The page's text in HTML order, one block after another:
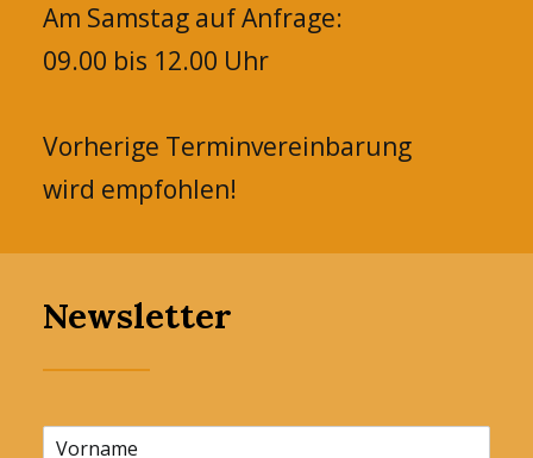
Am Samstag auf Anfrage:
09.00 bis 12.00 Uhr
Vorherige Terminvereinbarung
wird empfohlen!
Newsletter